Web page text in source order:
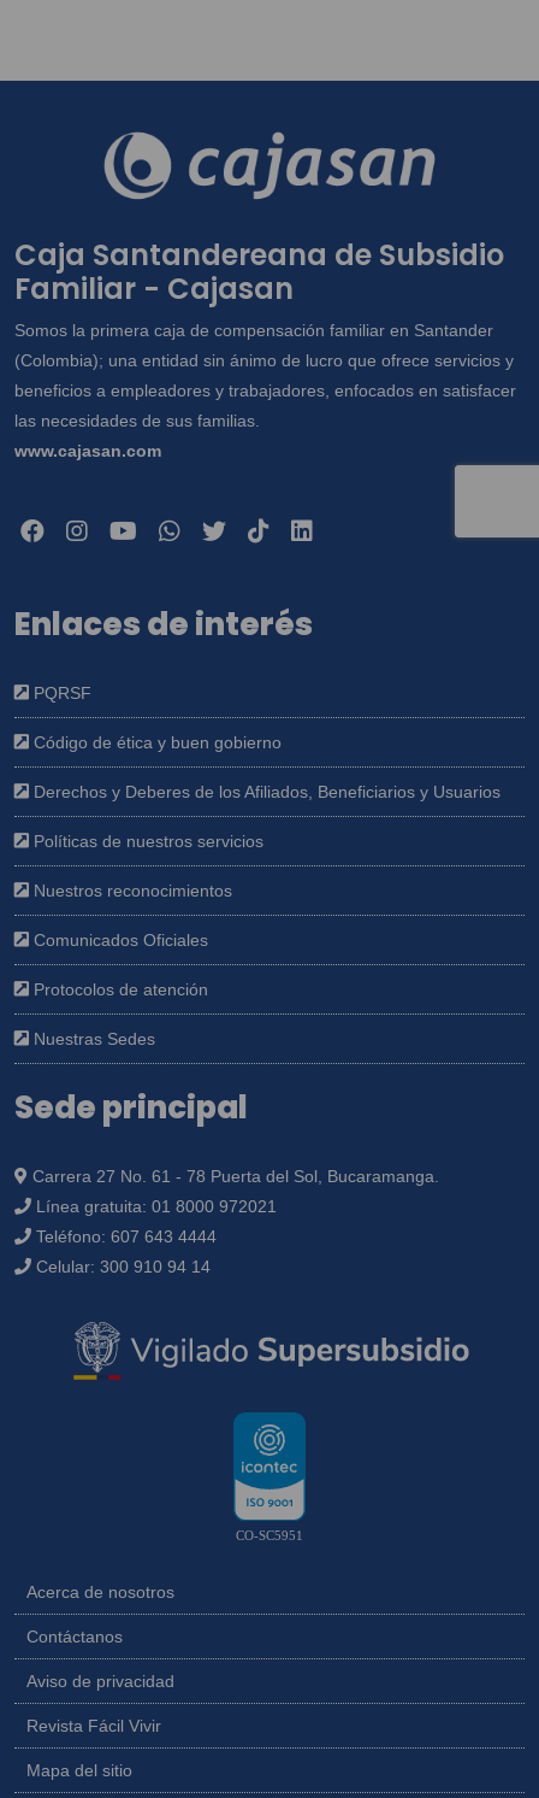
Caja Santandereana de Subsidio
Familiar - Cajasan
Somos la primera caja de compensación familiar en Santander
(Colombia); una entidad sin ánimo de lucro que ofrece servicios y
beneficios a empleadores y trabajadores, enfocados en satisfacer
las necesidades de sus familias.
www.cajasan.com
Enlaces de interés
PQRSF
Código de ética y buen gobierno
Derechos y Deberes de los Afiliados, Beneficiarios y Usuarios
Políticas de nuestros servicios
Nuestros reconocimientos
Comunicados Oficiales
Protocolos de atención
Nuestras Sedes
Sede principal
Carrera 27 No. 61 - 78 Puerta del Sol, Bucaramanga.
Línea gratuita: 01 8000 972021
Teléfono: 607 643 4444
Celular: 300 910 94 14
CO-SC5951
Acerca de nosotros
Contáctanos
Aviso de privacidad
Revista Fácil Vivir
Mapa del sitio